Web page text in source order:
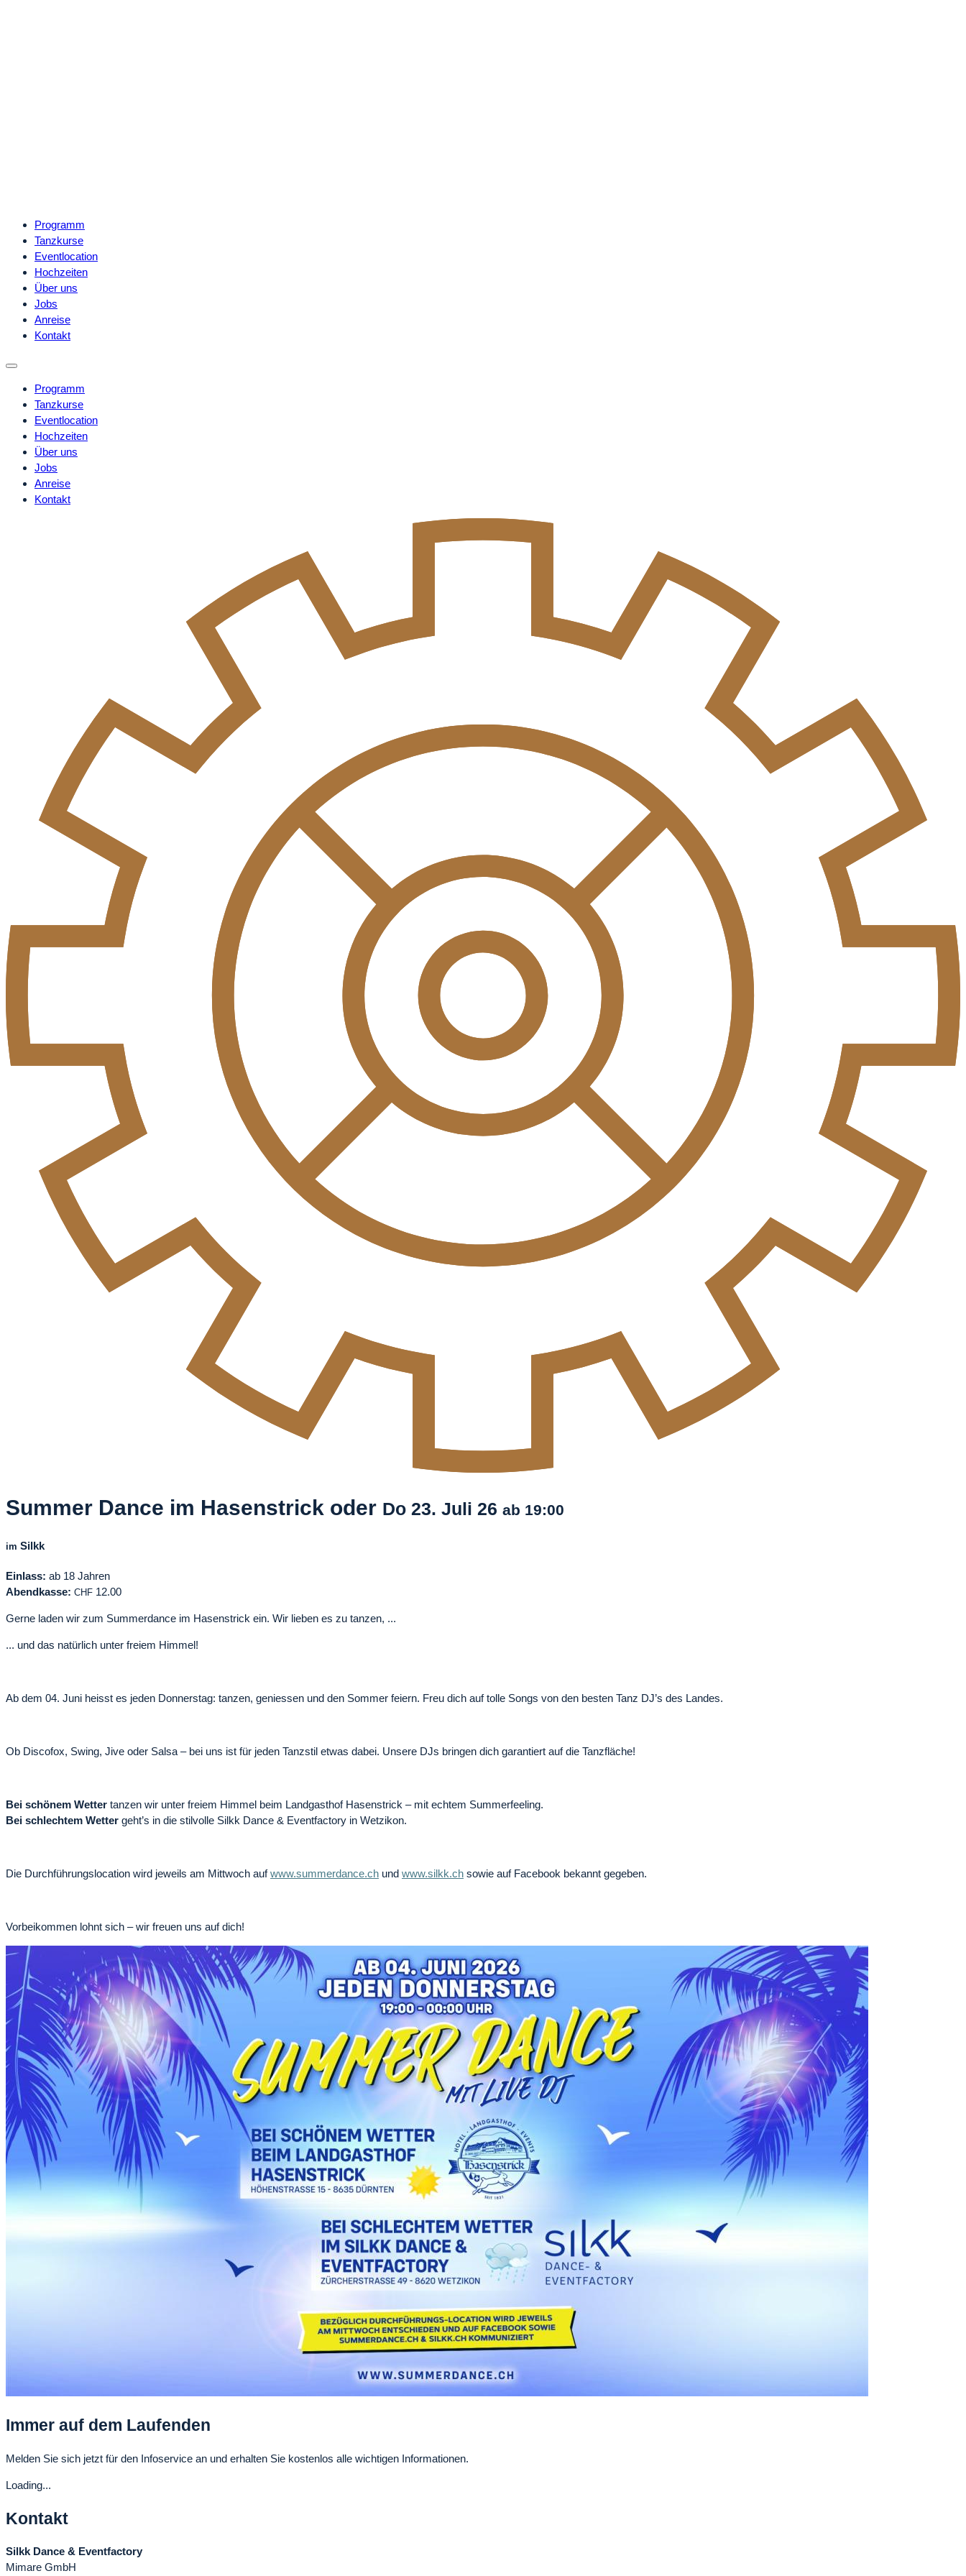
Programm
Tanzkurse
Eventlocation
Hochzeiten
Über uns
Jobs
Anreise
Kontakt
Programm
Tanzkurse
Eventlocation
Hochzeiten
Über uns
Jobs
Anreise
Kontakt
Summer Dance im Hasenstrick oder Do 23. Juli 26 ab 19:00
im Silkk
Einlass: ab 18 Jahren
Abendkasse: CHF 12.00
Gerne laden wir zum Summerdance im Hasenstrick ein. Wir lieben es zu tanzen, ...
... und das natürlich unter freiem Himmel!
Ab dem 04. Juni heisst es jeden Donnerstag: tanzen, geniessen und den Sommer feiern. Freu dich auf tolle Songs von den besten Tanz DJ’s des Landes.
Ob Discofox, Swing, Jive oder Salsa – bei uns ist für jeden Tanzstil etwas dabei. Unsere DJs bringen dich garantiert auf die Tanzfläche!
Bei schönem Wetter tanzen wir unter freiem Himmel beim Landgasthof Hasenstrick – mit echtem Summerfeeling.
Bei schlechtem Wetter geht’s in die stilvolle Silkk Dance & Eventfactory in Wetzikon.
Die Durchführungslocation wird jeweils am Mittwoch aufwww.summerdance.ch und www.silkk.ch sowie auf Facebook bekannt gegeben.
Vorbeikommen lohnt sich – wir freuen uns auf dich!
Immer auf dem Laufenden
Melden Sie sich jetzt für den Infoservice an und erhalten Sie kostenlos alle wichtigen Informationen.
Loading...
Kontakt
Silkk Dance & Eventfactory
Mimare GmbH